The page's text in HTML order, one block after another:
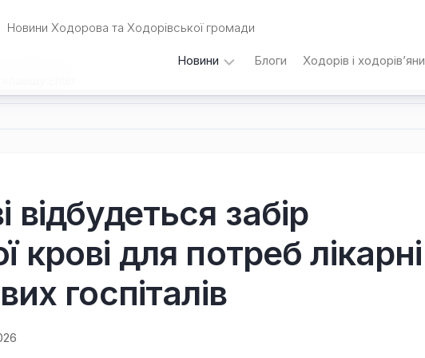
Новини Ходорова та Ходорівської громади
Новини Блоги Ходорів і ходорів’яни
під
події,
персоналії
відбудеться забір
крові для потреб лікарні
госпіталів